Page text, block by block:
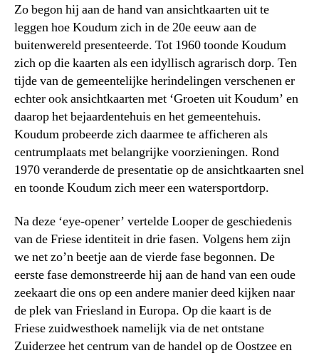
Zo begon hij aan de hand van ansichtkaarten uit te
leggen hoe Koudum zich in de 20e eeuw aan de
buitenwereld presenteerde. Tot 1960 toonde Koudum
zich op die kaarten als een idyllisch agrarisch dorp. Ten
tijde van de gemeentelijke herindelingen verschenen er
echter ook ansichtkaarten met ‘Groeten uit Koudum’ en
daarop het bejaardentehuis en het gemeentehuis.
Koudum probeerde zich daarmee te afficheren als
centrumplaats met belangrijke voorzieningen. Rond
1970 veranderde de presentatie op de ansichtkaarten snel
en toonde Koudum zich meer een watersportdorp.
Na deze ‘eye-opener’ vertelde Looper de geschiedenis
van de Friese identiteit in drie fasen. Volgens hem zijn
we net zo’n beetje aan de vierde fase begonnen. De
eerste fase demonstreerde hij aan de hand van een oude
zeekaart die ons op een andere manier deed kijken naar
de plek van Friesland in Europa. Op die kaart is de
Friese zuidwesthoek namelijk via de net ontstane
Zuiderzee het centrum van de handel op de Oostzee en